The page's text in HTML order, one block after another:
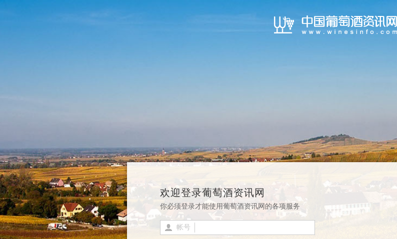
欢迎登录葡萄酒资讯网
你必须登录才能使用葡萄酒资讯网的各项服务
帐号